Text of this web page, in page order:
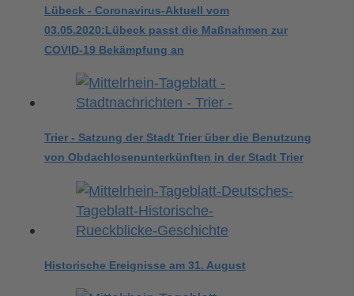
Lübeck - Coronavirus-Aktuell vom
03.05.2020:Lübeck passt die Maßnahmen zur
COVID-19 Bekämpfung an
Trier - Satzung der Stadt Trier über die Benutzung
von Obdachlosenunterkünften in der Stadt Trier
Historische Ereignisse am 31. August